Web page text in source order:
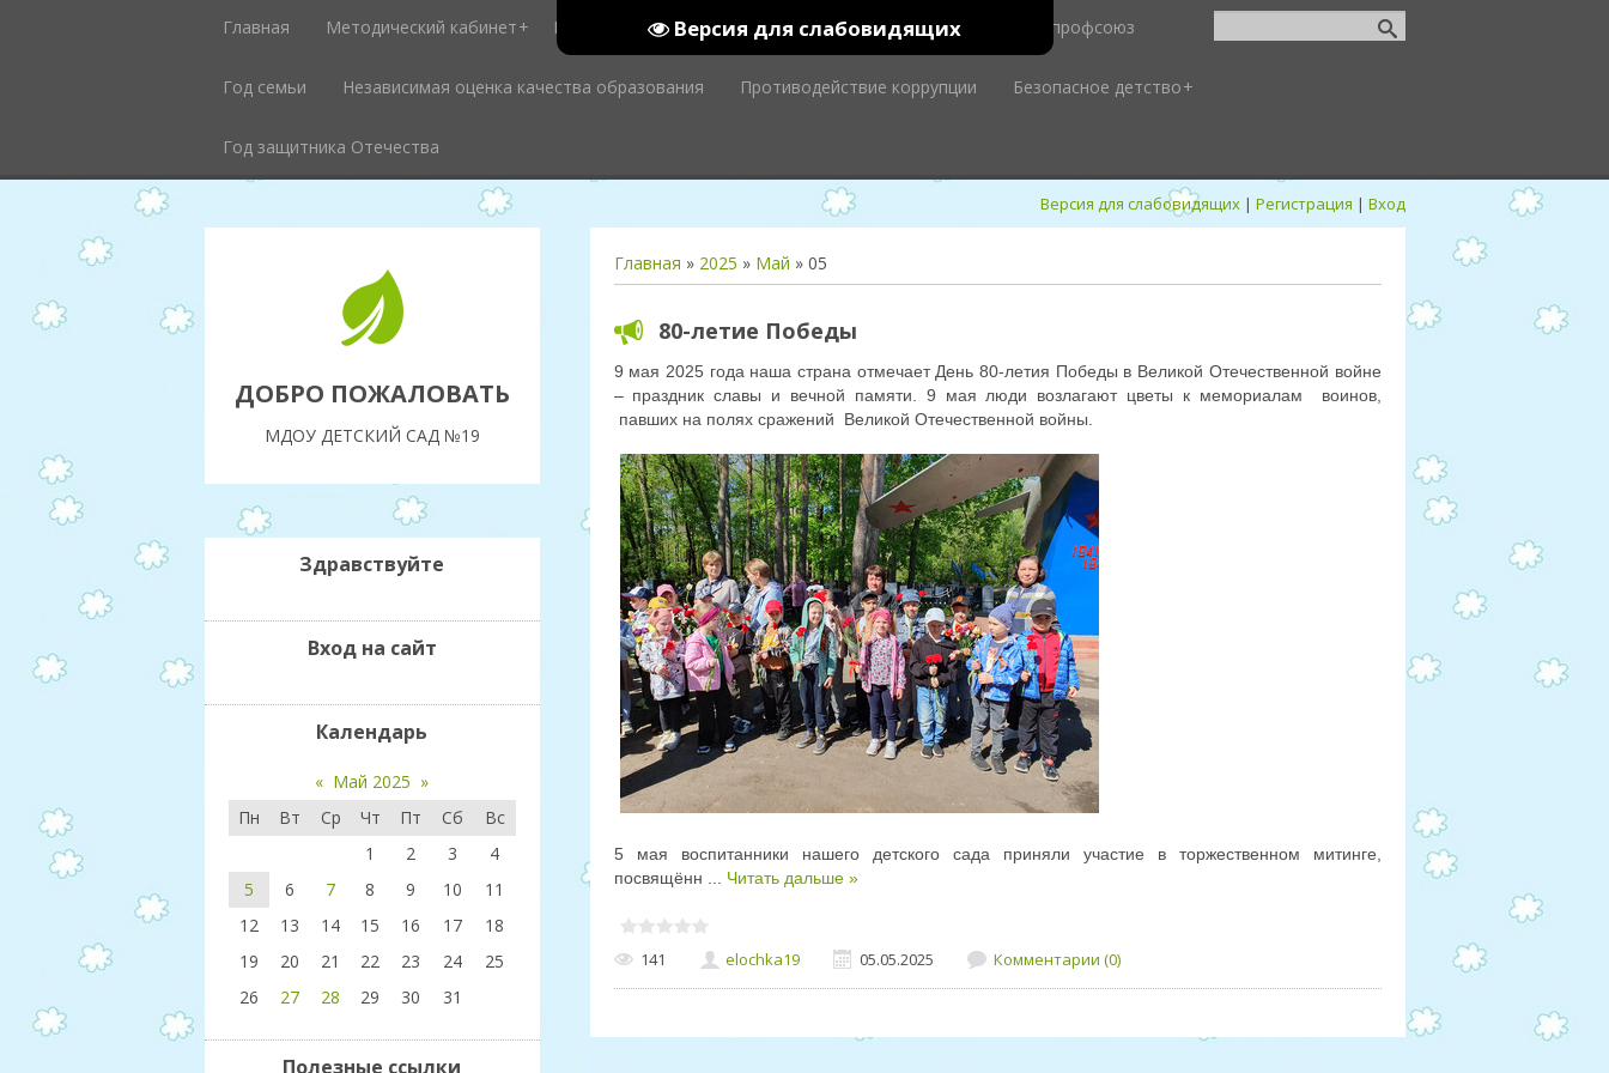
Версия для слабовидящих
Главная Методический кабинет Родительский уголок Сведения об организации Наш профсоюз
Год семьи Независимая оценка качества образования Противодействие коррупции Безопасное детство
Год защитника Отечества
Версия для слабовидящих| Регистрация | Вход
ДОБРО ПОЖАЛОВАТЬ
МДОУ ДЕТСКИЙ САД №19
Главная » 2025 » Май » 05
80-летие Победы
9 мая 2025 года наша страна отмечает День 80-летия Победы в Великой Отечественной войне
– праздник славы и вечной памяти. 9 мая люди возлагают цветы кмемориалам воинов,
павших на полях сражений Великой Отечественной войны.
5 мая воспитанники нашего детского сада приняли участие в торжественном митинге,
посвящённ
Читать дальше »
141 elochka19 05.05.2025 Комментарии (0)
Здравствуйте
Вход на сайт
Календарь
« Май 2025 »
Пн
Вт Ср Чт Пт Сб
Вс
1
2 3
4
5
6 7 8 9 10
11
12
13 14 15 16 17
18
19
20 21 22 23 24
25
26
27 28 29 30 31
Полезные ссылки